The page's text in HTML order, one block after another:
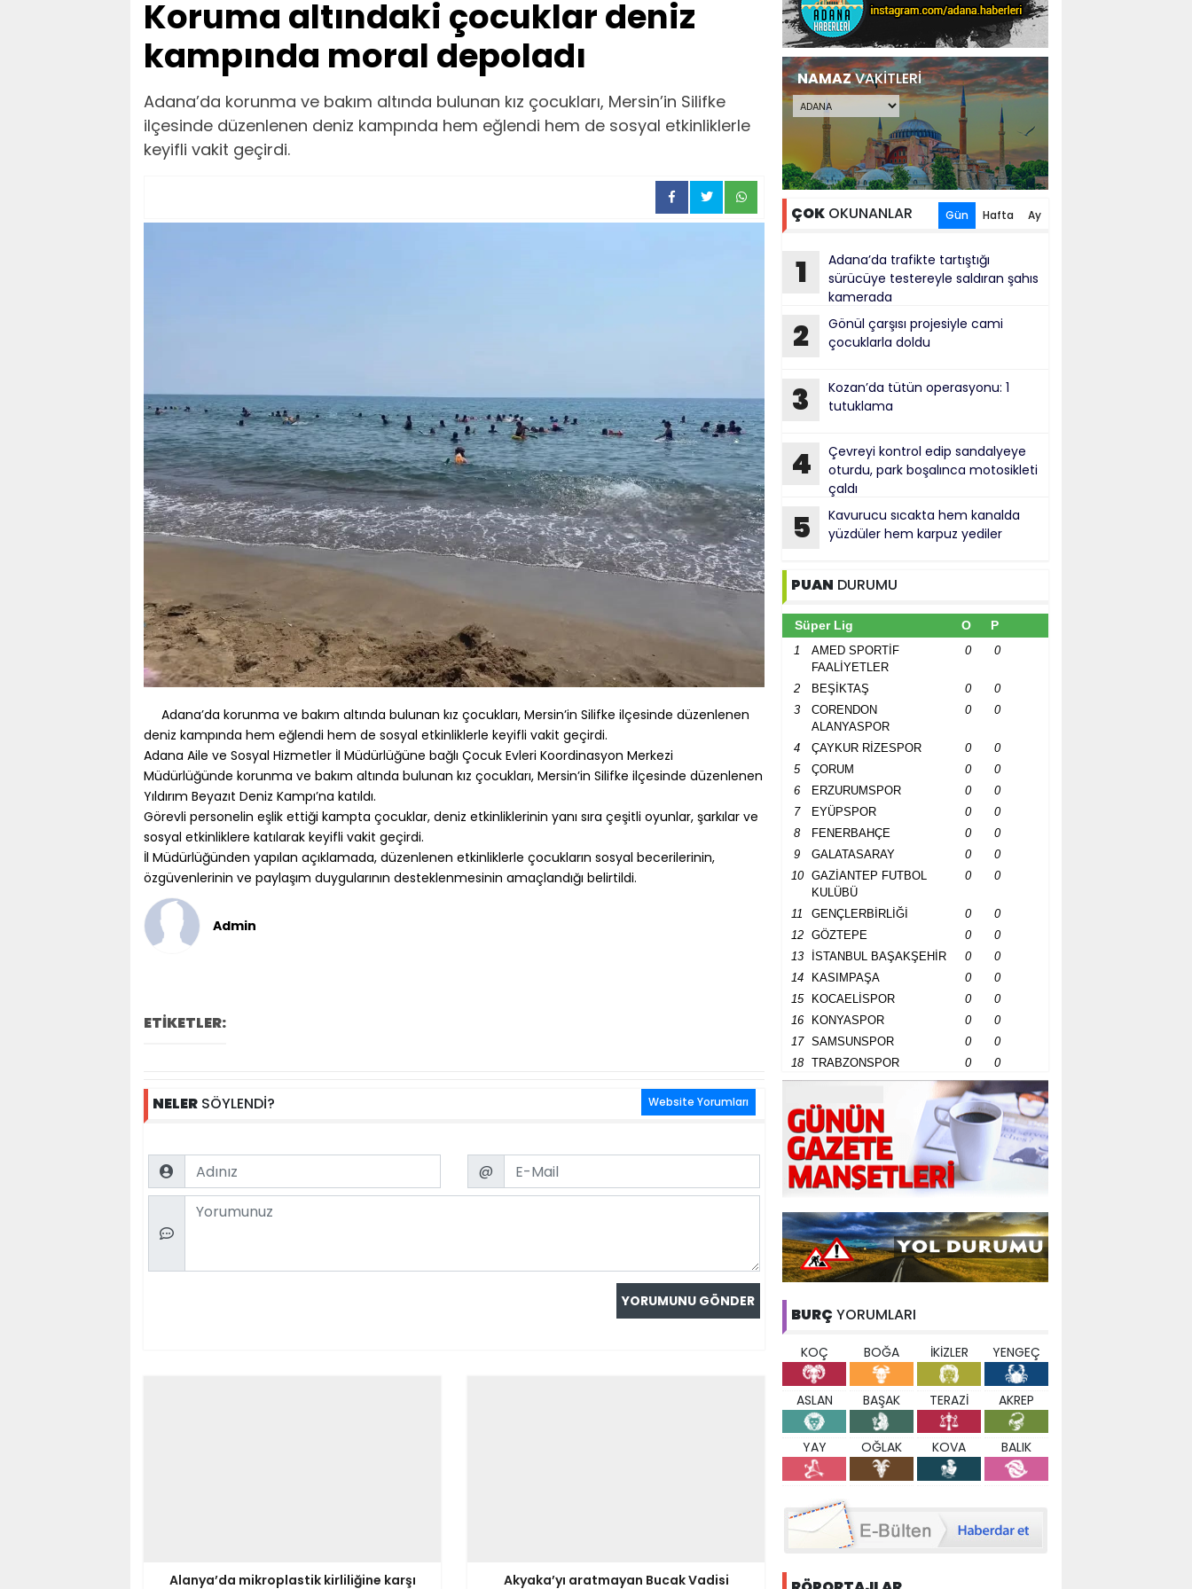
Koruma altındaki çocuklar deniz
kampında moral depoladı
Adana’da korunma ve bakım altında bulunan kız çocukları, Mersin’in Silifke
ilçesinde düzenlenen deniz kampında hem eğlendi hem de sosyal etkinliklerle
keyifli vakit geçirdi.
Adana’da korunma ve bakım altında bulunan kız çocukları, Mersin’in Silifke ilçesinde düzenlenen
deniz kampında hem eğlendi hem de sosyal etkinliklerle keyifli vakit geçirdi.
Adana Aile ve Sosyal Hizmetler İl Müdürlüğüne bağlı Çocuk Evleri Koordinasyon Merkezi
Müdürlüğünde korunma ve bakım altında bulunan kız çocukları, Mersin’in Silifke ilçesinde düzenlenen
Yıldırım Beyazıt Deniz Kampı’na katıldı.
Görevli personelin eşlik ettiği kampta çocuklar, deniz etkinliklerinin yanı sıra çeşitli oyunlar, şarkılar ve
sosyal etkinliklere katılarak keyifli vakit geçirdi.
İl Müdürlüğünden yapılan açıklamada, düzenlenen etkinliklerle çocukların sosyal becerilerinin,
özgüvenlerinin ve paylaşım duygularının desteklenmesinin amaçlandığı belirtildi.
Admin
ETİKETLER:
NELER SÖYLENDİ? Website Yorumları
Name Email
@
Comment
Alanya’da mikroplastik kirliliğine karşı Akyaka’yı aratmayan Bucak Vadisi
NAMAZVAKİTLERİ
ÇOK OKUNANLAR Gün Hafta Ay
1
Adana’da trafikte tartıştığı
sürücüye testereyle saldıran şahıs
kamerada
2
Gönül çarşısı projesiyle cami
çocuklarla doldu
3
Kozan’da tütün operasyonu: 1
tutuklama
4
Çevreyi kontrol edip sandalyeye
oturdu, park boşalınca motosikleti
çaldı
5
Kavurucu sıcakta hem kanalda
yüzdüler hem karpuz yediler
PUAN DURUMU
Süper Lig O P
1
AMED SPORTİF
FAALİYETLER
0 0
2 BEŞİKTAŞ 0
0
3
CORENDON
ALANYASPOR
0 0
4 ÇAYKUR RİZESPOR 0
0
5
ÇORUM 0
0
6
ERZURUMSPOR 0
0
7
EYÜPSPOR 0
0
8
FENERBAHÇE 0
0
9
GALATASARAY 0
0
10
GAZİANTEP FUTBOL
KULÜBÜ
0 0
11 GENÇLERBİRLİĞİ 0
0
12
GÖZTEPE 0
0
13
İSTANBUL BAŞAKŞEHİR 0
0
14
KASIMPAŞA 0
0
15
KOCAELİSPOR 0
0
16
KONYASPOR 0
0
17
SAMSUNSPOR 0
0
18
TRABZONSPOR 0 0
BURÇ YORUMLARI
KOÇ BOĞA İKİZLER YENGEÇ
ASLAN BAŞAK TERAZİ AKREP
YAY OĞLAK KOVA BALIK